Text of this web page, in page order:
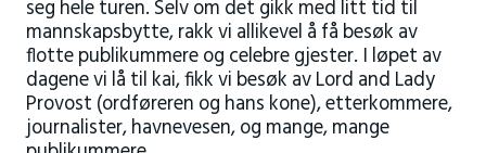
seg hele turen. Selv om det gikk med litt tid til
mannskapsbytte, rakk vi allikevel å få besøk av
flotte publikummere og celebre gjester. I løpet av
dagene vi lå til kai, fikk vi besøk av Lord and Lady
Provost (ordføreren og hans kone), etterkommere,
journalister, havnevesen, og mange, mange